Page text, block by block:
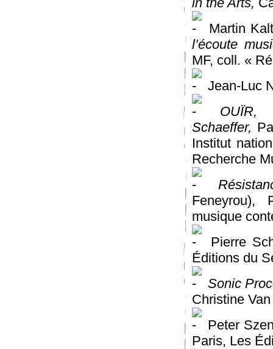
Martin
l’écoute
MF, coll. «
Jean-Luc
OUÏR,
Schaeffer,
Institut
Recherche
Feneyrou),
musique
Pierre
Éditions du
Sonic
Christine
Peter
Paris, Les